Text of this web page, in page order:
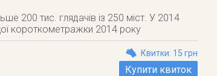
200 тис. глядачів із 250 міст. У 2014
короткометражки 2014 року
Квитки: 15 грн
Купити квиток